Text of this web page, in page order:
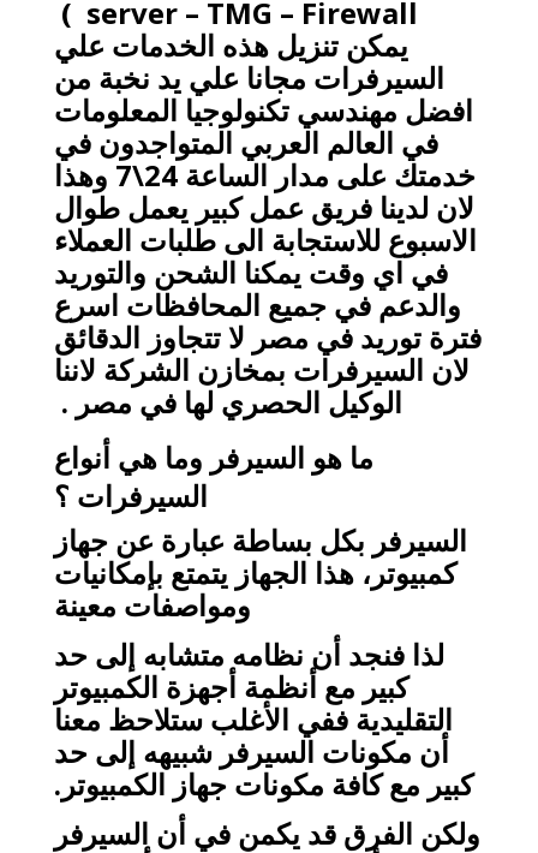
server – TMG – Firewall
)
يمكن تنزيل هذه الخدمات علي
السيرفرات مجانا علي يد نخبة من
افضل مهندسي تكنولوجيا المعلومات
في العالم العربي المتواجدون في
خدمتك على مدار الساعة 24\7 وهذا
لان لدينا فريق عمل كبير يعمل طوال
الاسبوع للاستجابة الى طلبات العملاء
في اي وقت يمكنا الشحن والتوريد
والدعم في جميع المحافظات اسرع
فترة توريد في مصر لا تتجاوز الدقائق
لان السيرفرات بمخازن الشركة لاننا
الوكيل الحصري لها في مصر .
ما هو السيرفر وما هي أنواع
السيرفرات ؟
السيرفر بكل بساطة عبارة عن جهاز
كمبيوتر، هذا الجهاز يتمتع بإمكانيات
ومواصفات معينة
لذا فنجد أن نظامه متشابه إلى حد
كبير مع أنظمة أجهزة الكمبيوتر
التقليدية ففي الأغلب ستلاحظ معنا
أن مكونات السيرفر شبيهه إلى حد
كبير مع كافة مكونات جهاز الكمبيوتر.
ولكن الفرق قد يكمن في أن السيرفر